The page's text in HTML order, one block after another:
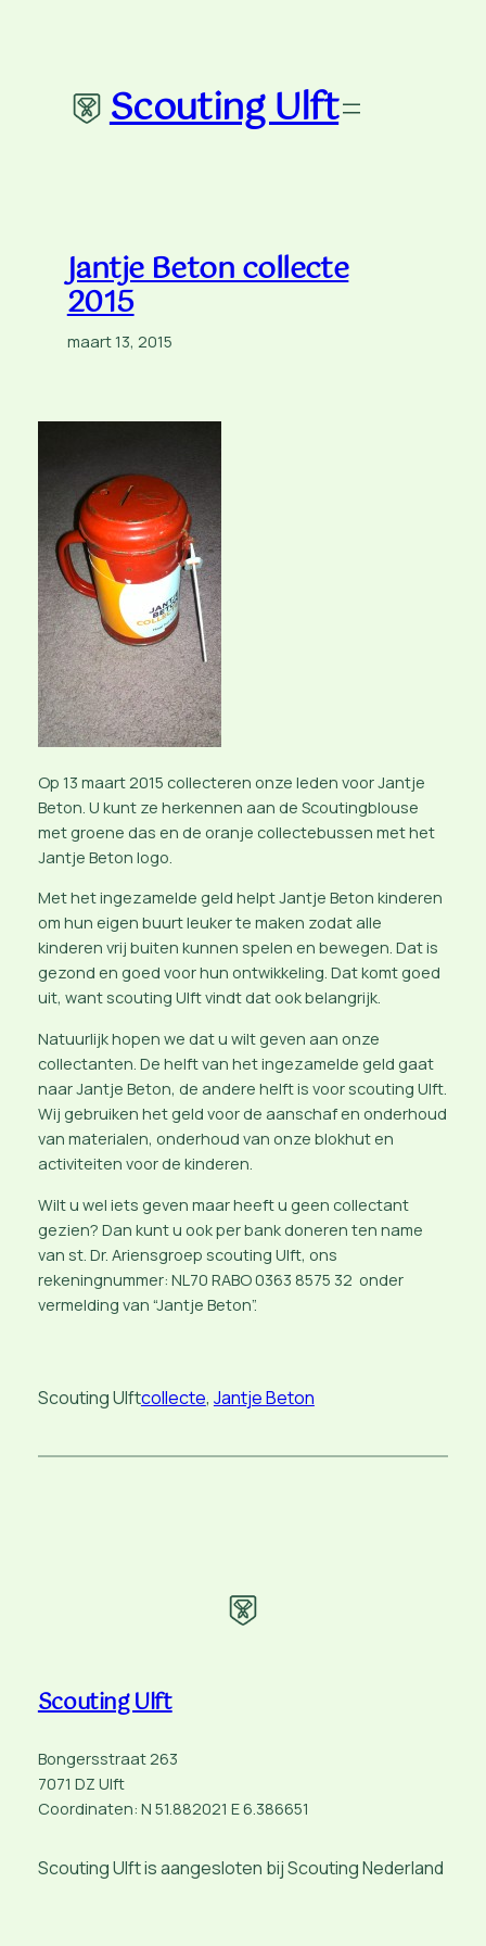
Scouting Ulft
Jantje Beton collecte
2015
maart 13, 2015
Op 13 maart 2015 collecteren onze leden voor Jantje
Beton. U kunt ze herkennen aan de Scoutingblouse
met groene das en de oranje collectebussen met het
Jantje Beton logo.
Met het ingezamelde geld helpt Jantje Beton kinderen
om hun eigen buurt leuker te maken zodat alle
kinderen vrij buiten kunnen spelen en bewegen. Dat is
gezond en goed voor hun ontwikkeling. Dat komt goed
uit, want scouting Ulft vindt dat ook belangrijk.
Natuurlijk hopen we dat u wilt geven aan onze
collectanten. De helft van het ingezamelde geld gaat
naar Jantje Beton, de andere helft is voor scouting Ulft.
Wij gebruiken het geld voor de aanschaf en onderhoud
van materialen, onderhoud van onze blokhut en
activiteiten voor de kinderen.
Wilt u wel iets geven maar heeft u geen collectant
gezien? Dan kunt u ook per bank doneren ten name
van st. Dr. Ariensgroep scouting Ulft, ons
rekeningnummer: NL70 RABO 0363 8575 32 onder
vermelding van “Jantje Beton”.
Scouting Ulftcollecte, Jantje Beton
Scouting Ulft
Bongersstraat 263
7071 DZ Ulft
Coordinaten: N 51.882021 E 6.386651
Scouting Ulft is aangesloten bij Scouting Nederland